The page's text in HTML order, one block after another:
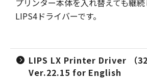
プリンター本体を入れ替えても継
LIPS4ドライバーです。
LIPS LX Printer Driver （
Ver.22.15 for English